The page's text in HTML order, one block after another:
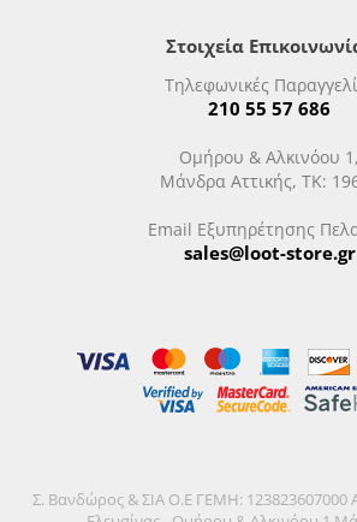
Στοιχεία
Τηλεφωνικές
210 55 57 686
Ομήρου & Αλκινόου 1,
Μάνδρα Αττικής, ΤΚ:
Email Εξυπηρέτησης
sales@loot-store.gr
Σ. Βανδώρος & ΣΙΑ Ο.Ε ΓΕΜΗ: